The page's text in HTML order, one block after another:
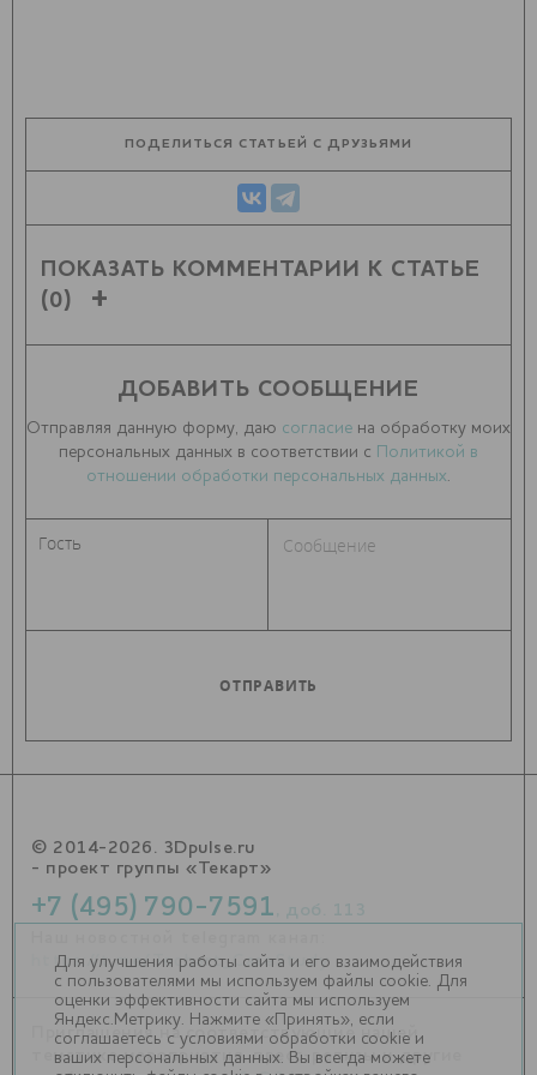
ПОДЕЛИТЬСЯ СТАТЬЕЙ С ДРУЗЬЯМИ
ПОКАЗАТЬ КОММЕНТАРИИ К СТАТЬЕ
(0)
ДОБАВИТЬ СООБЩЕНИЕ
Отправляя данную форму, даю согласие на обработку моих
персональных данных в соответствии с
Политикой в
отношении обработки персональных данных.
© 2014-2026. 3Dpulse.ru
- проект группы «Текарт»
+7 (495) 790-7591
https://t.me/Techart_CaseStudy
Приглашения на соответствующие нашей
тематике мероприятия, пресс-релизы и другие
Для улучшения работы сайта и его взаимодействия
с пользователями мы используем файлы cookie. Для
оценки эффективности сайта мы используем
Яндекс.Метрику. Нажмите «Принять», если
соглашаетесь с условиями обработки cookie и
ваших персональных данных. Вы всегда можете